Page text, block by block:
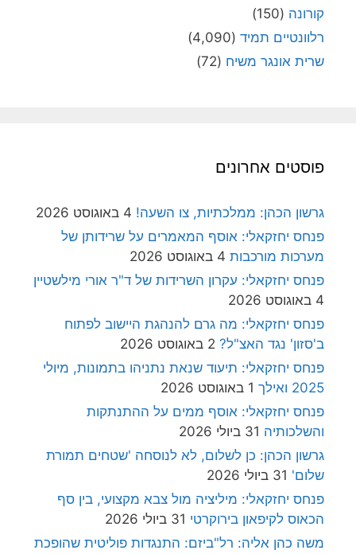
קורונה (150)
רלוונטיים תמיד (4,090)
שרית אונגר משיח (72)
פוסטים אחרונים
גרשון הכהן: ממלכתיות, צו השעה! 4 באוגוסט 2026
פנחס יחזקאלי: אוסף המאמרים על שרידותן של
מערכות מורכבות 4 באוגוסט 2026
פנחס יחזקאלי: עקרון השרידות של ד"ר אורי מילשטיין
4 באוגוסט 2026
פנחס יחזקאלי: מה גרם להנהגת היישוב לפתוח
ב'סזון' נגד האצ"ל? 2 באוגוסט 2026
פנחס יחזקאלי: תיעוד שנאת נתניהו בתמונות, מיולי
2025 ואילך
1 באוגוסט 2026
פנחס יחזקאלי: אוסף ממים על ההתנתקות
והשלכותיה 31 ביולי 2026
גרשון הכהן: כן לשלום, לא לנוסחה 'שטחים תמורת
שלום' 31 ביולי 2026
פנחס יחזקאלי: מיליציה מול צבא מקצועי, בין סף
הכאוס לקיפאון בירוקרטי 31 ביולי 2026
משה כהן אליה: רל"ביזם: התנגדות פוליטית שהופכת